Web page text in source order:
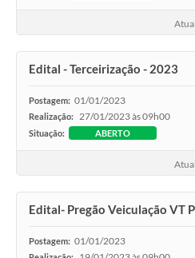
Edital - Terceirização - 2023
Postagem: 01/01/2023
Realização: 27/01/2023 às 09h00
Situação: ABERTO
Edital- Pregão Veiculação VT
Postagem: 01/01/2023